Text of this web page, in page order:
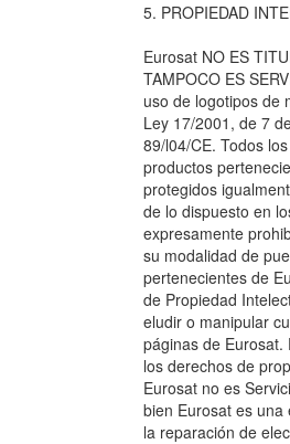
5. PROPIEDAD
Eurosat NO ES
TAMPOCO ES
uso de logotipos de
Ley 17/2001, de 7
89/l04/CE. Todos
productos
protegidos
de lo dispuesto en
expresamente
su modalidad de
pertenecientes de
de Propiedad
eludir o manipular
páginas de
los derechos de
Eurosat no es
bien Eurosat es
la reparación de